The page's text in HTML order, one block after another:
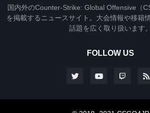
国内外のCounter-Strike: Global Offensive（
を掲載するニュースサイト。大会情報や移籍
話題を広く取り扱います。
FOLLOW US